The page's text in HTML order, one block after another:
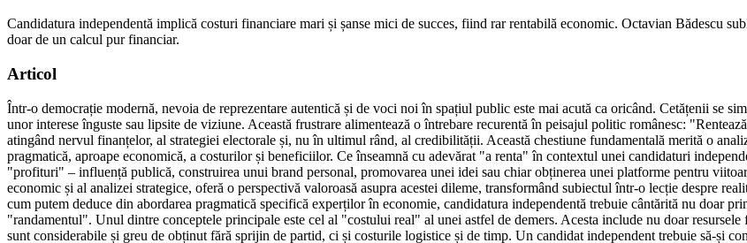
Candidatura independentă implică costuri financiare mari și șanse mici de succes, fiind rar rentabilă economic. Octavian Bădescu
doar de un calcul pur financiar.
Articol
Într-o democrație modernă, nevoia de reprezentare autentică și de voci noi în spațiul public este mai acută ca oricând. Cetățenii se
unor interese înguste sau lipsite de viziune. Această frustrare alimentează o întrebare recurentă în peisajul politic românesc:
atingând nervul finanțelor, al strategiei electorale și, nu în ultimul rând, al credibilității. Această chestiune fundamentală merită o
pragmatică, aproape economică, a costurilor și beneficiilor. Ce înseamnă cu adevărat "a renta" în contextul unei candidaturi
"profituri" – influență publică, construirea unui brand personal, promovarea unei idei sau chiar obținerea unei platforme pentru
economic și al analizei strategice, oferă o perspectivă valoroasă asupra acestei dileme, transformând subiectul într-o lecție despre
cum putem deduce din abordarea pragmatică specifică experților în economie, candidatura independentă trebuie cântărită nu doar
"randamentul". Unul dintre conceptele principale este cel al "costului real" al unei astfel de demers. Acesta include nu doar
sunt considerabile și greu de obținut fără sprijin de partid, ci și costurile logistice și de timp. Un candidat independent trebuie să-și